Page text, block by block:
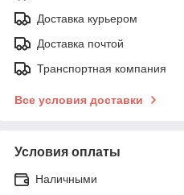
Доставка курьером
Доставка почтой
Транспортная компания
Все условия доставки
Условия оплаты
Наличными